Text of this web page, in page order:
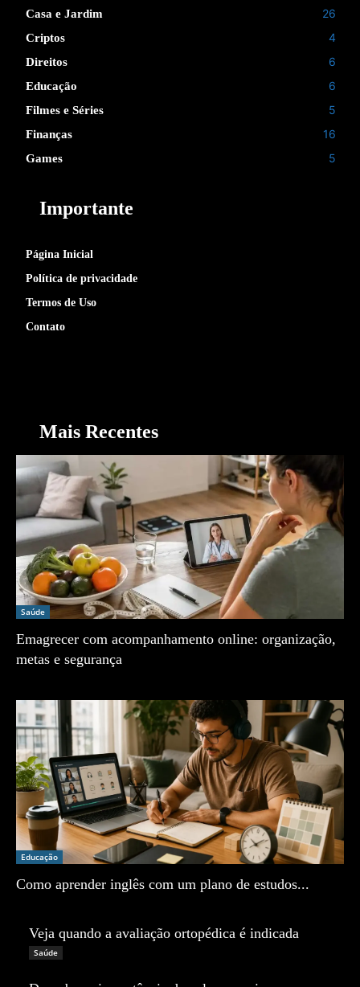
Casa e Jardim 26
Criptos 4
Direitos 6
Educação 6
Filmes e Séries 5
Finanças 16
Games 5
Importante
Página Inicial
Política de privacidade
Termos de Uso
Contato
Mais Recentes
Saúde
Emagrecer com acompanhamento online: organização,
metas e segurança
Educação
Como aprender inglês com um plano de estudos...
Veja quando a avaliação ortopédica é indicada
Saúde